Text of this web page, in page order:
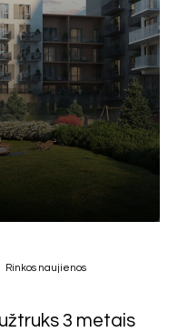
Rinkos naujienos
3 metais